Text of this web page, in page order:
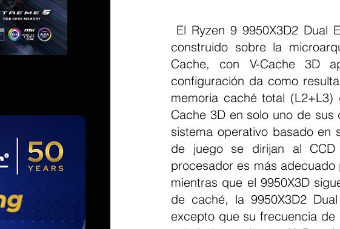
construido sobre la
Cache, con V-Cache 3D
configuración da como
memoria caché total
Cache 3D en solo uno de
sistema operativo basado en
de juego se dirijan al CCD
procesador es más
mientras que el 9950X3D
de caché, la 9950X3D2
excepto que su frecuencia